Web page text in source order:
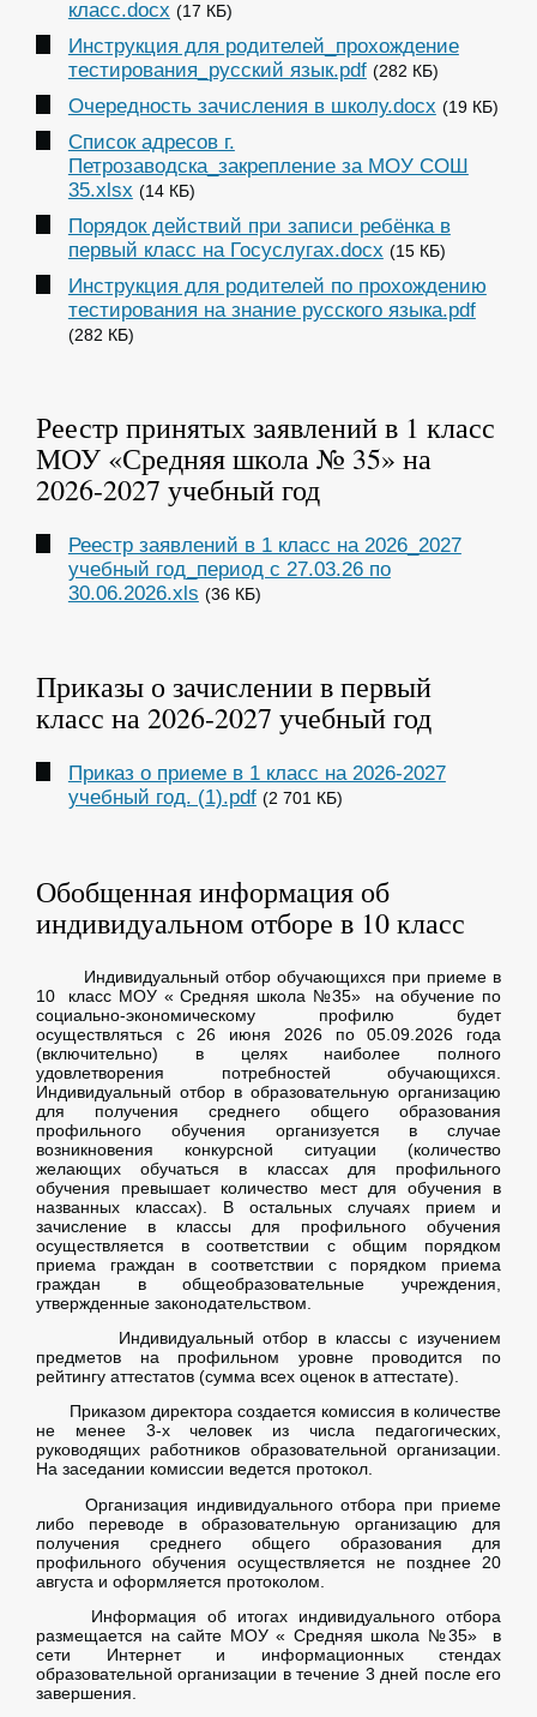
класс.docx (17 КБ)
Инструкция для родителей_прохождение
тестирования_русский язык.pdf (282 КБ)
Очередность зачисления в школу.docx (19 КБ)
Список адресов г.
Петрозаводска_закрепление за МОУ СОШ
35.xlsx (14 КБ)
Порядок действий при записи ребёнка в
первый класс на Госуслугах.docx (15 КБ)
Инструкция для родителей по прохождению
тестирования на знание русского языка.pdf
(282 КБ)
Реестр принятых заявлений в 1 класс
МОУ «Средняя школа № 35» на
2026-2027 учебный год
Реестр заявлений в 1 класс на 2026_2027
учебный год_период с 27.03.26 по
30.06.2026.xls (36 КБ)
Приказы о зачислении в первый
класс на 2026-2027 учебный год
Приказ о приеме в 1 класс на 2026-2027
учебный год. (1).pdf (2 701 КБ)
Обобщенная информация об
индивидуальном отборе в 10 класс
Индивидуальный отбор обучающихся при приеме в
10 класс МОУ « Средняя школа №35» на обучение по
социально-экономическому профилю будет
осуществляться с 26 июня 2026 по 05.09.2026 года
(включительно) в целях наиболее полного
удовлетворения потребностей обучающихся.
Индивидуальный отбор в образовательную организацию
для получения среднего общего образования
профильного обучения организуется в случае
возникновения конкурсной ситуации (количество
желающих обучаться в классах для профильного
обучения превышает количество мест для обучения в
названных классах). В остальных случаях прием и
зачисление в классы для профильного обучения
осуществляется в соответствии с общим порядком
приема граждан в соответствии с порядком приема
граждан в общеобразовательные учреждения,
утвержденные законодательством.
Индивидуальный отбор в классы с изучением
предметов на профильном уровне проводится по
рейтингу аттестатов (сумма всех оценок в аттестате).
Приказом директора создается комиссия в количестве
не менее 3-х человек из числа педагогических,
руководящих работников образовательной организации.
На заседании комиссии ведется протокол.
Организация индивидуального отбора при приеме
либо переводе в образовательную организацию для
получения среднего общего образования для
профильного обучения осуществляется не позднее 20
августа и оформляется протоколом.
Информация об итогах индивидуального отбора
размещается на сайте МОУ « Средняя школа №35» в
сети Интернет и информационных стендах
образовательной организации в течение 3 дней после его
завершения.